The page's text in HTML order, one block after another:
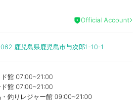
Official Account
鹿児島県鹿児島市与次郎1-10-1
ド館 07:00~21:00
ド館 07:00~21:00
・釣りレジャー館 09:00~21:00